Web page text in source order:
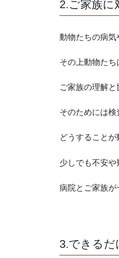
2.ご家族に
動物たちの病気
その上動物たち
ご家族の理解と
そのためには検
どうすること
少しでも不安や
病院とご家族が
3.できるだ